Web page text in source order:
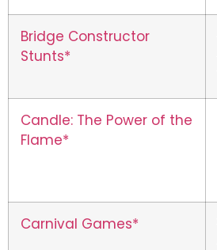
Bridge Constructor
Stunts*
Candle: The Power of the
Flame*
Carnival Games*